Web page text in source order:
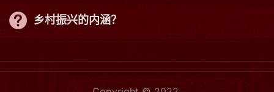
乡村振兴的内涵？